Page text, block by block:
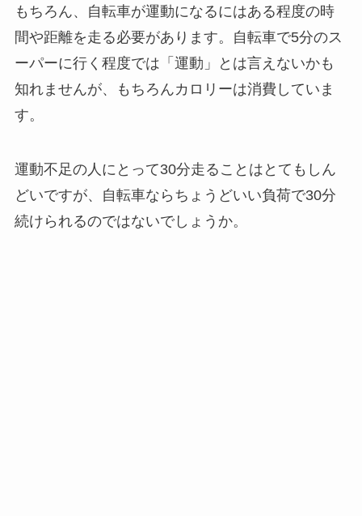
もちろん、自転車が運動になるにはある程度の時
間や距離を走る必要があります。自転車で5分のス
ーパーに行く程度では「運動」とは言えないかも
知れませんが、もちろんカロリーは消費していま
す。
運動不足の人にとって30分走ることはとてもしん
どいですが、自転車ならちょうどいい負荷で30分
続けられるのではないでしょうか。